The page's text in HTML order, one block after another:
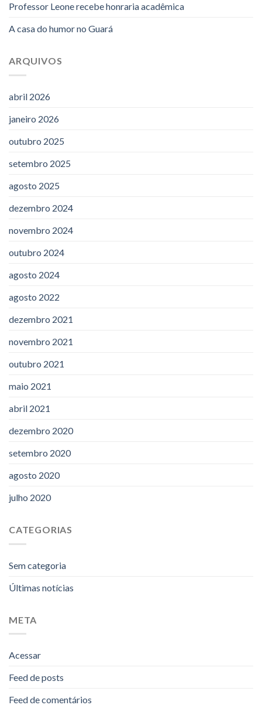
Professor Leone recebe honraria acadêmica
A casa do humor no Guará
ARQUIVOS
abril 2026
janeiro 2026
outubro 2025
setembro 2025
agosto 2025
dezembro 2024
novembro 2024
outubro 2024
agosto 2024
agosto 2022
dezembro 2021
novembro 2021
outubro 2021
maio 2021
abril 2021
dezembro 2020
setembro 2020
agosto 2020
julho 2020
CATEGORIAS
Sem categoria
Últimas notícias
META
Acessar
Feed de posts
Feed de comentários